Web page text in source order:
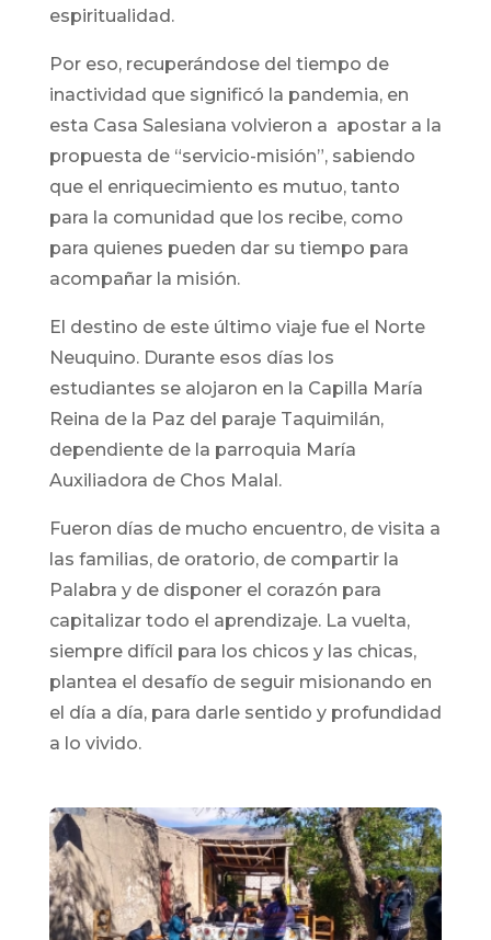
espiritualidad.
Por eso, recuperándose del tiempo de
inactividad que significó la pandemia, en
esta Casa Salesiana volvieron a apostar a la
propuesta de “servicio-misión”, sabiendo
que el enriquecimiento es mutuo, tanto
para la comunidad que los recibe, como
para quienes pueden dar su tiempo para
acompañar la misión.
El destino de este último viaje fue el Norte
Neuquino. Durante esos días los
estudiantes se alojaron en la Capilla María
Reina de la Paz del paraje Taquimilán,
dependiente de la parroquia María
Auxiliadora de Chos Malal.
Fueron días de mucho encuentro, de visita a
las familias, de oratorio, de compartir la
Palabra y de disponer el corazón para
capitalizar todo el aprendizaje. La vuelta,
siempre difícil para los chicos y las chicas,
plantea el desafío de seguir misionando en
el día a día, para darle sentido y profundidad
a lo vivido.